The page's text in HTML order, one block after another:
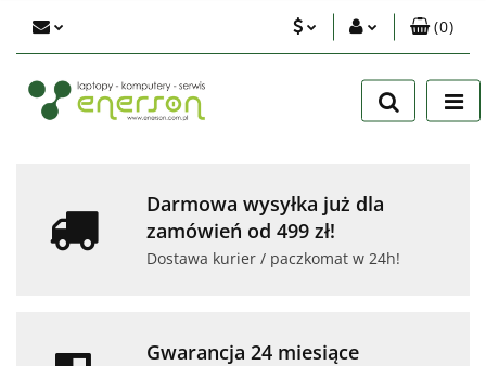
Zaloguj się
Zarejestruj się
(0)
Darmowa wysyłka już dla
zamówień od 499 zł!
Dostawa kurier / paczkomat w 24h!
Gwarancja 24 miesiące